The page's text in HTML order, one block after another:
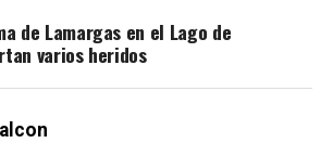
de Lamargas en el Lago de
varios heridos